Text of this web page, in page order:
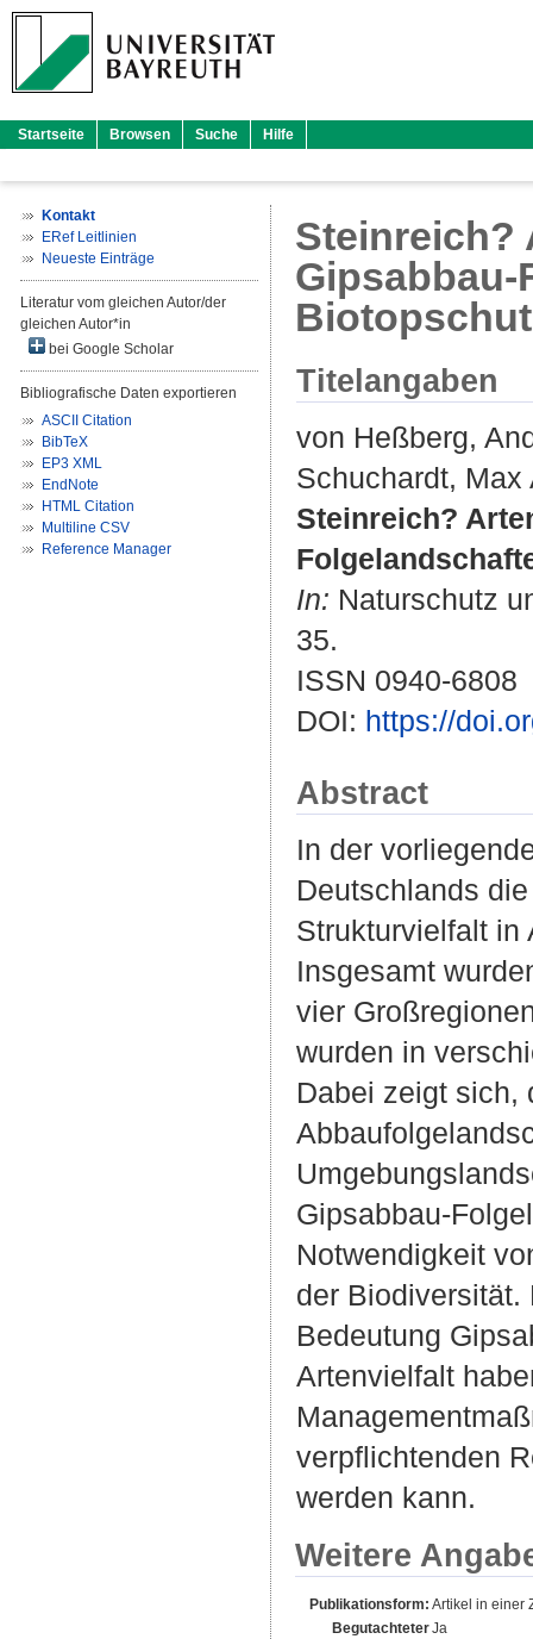
Startseite Browsen Suche Hilfe
Kontakt
ERef Leitlinien
Neueste Einträge
Literatur vom gleichen Autor/der
gleichen Autor*in
bei Google Scholar
Bibliografische Daten exportieren
ASCII Citation
BibTeX
EP3 XML
EndNote
HTML Citation
Multiline CSV
Reference Manager
Steinreich?
Titelangaben
von Heßberg,
Schuchardt, Max
Steinreich?
In: Naturschutz
35.
ISSN 0940-6808
DOI: https://
Abstract
In der
Deutschlands
Strukturvielfalt in
Insgesamt
vier
wurden in
Dabei zeigt sich,
Gipsabbau-
Notwendigkeit
der Biodiversität.
Bedeutung
Artenvielfalt
verpflichtenden
werden kann.
Weitere
Publikationsform: Artikel in einer
BegutachteterJa